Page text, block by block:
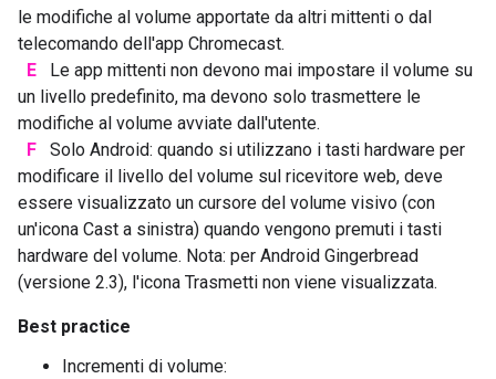
le modifiche al volume apportate da altri mittenti o dal
telecomando dell'app Chromecast.
E
Le app mittenti non devono mai impostare il volume su
un livello predefinito, ma devono solo trasmettere le
modifiche al volume avviate dall'utente.
F
Solo Android: quando si utilizzano i tasti hardware per
modificare il livello del volume sul ricevitore web, deve
essere visualizzato un cursore del volume visivo (con
un'icona Cast a sinistra) quando vengono premuti i tasti
hardware del volume. Nota: per Android Gingerbread
(versione 2.3), l'icona Trasmetti non viene visualizzata.
Best practice
Incrementi di volume: